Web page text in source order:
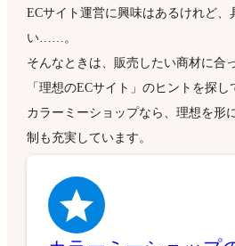
ECサイト運営に興味はあるけれど、
い……。
そんなときは、販売したい商材に合
「理想のECサイト」のヒントを探し
カラーミーショップなら、理想を形
制も充実しています。